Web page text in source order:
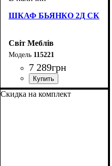
ШКАФ БЬЯНКО 2Д СК
Світ Меблів
115221
7 289грн
ширина, мм: 801
высота, мм: 1850
глубина, мм: 400
Скидка на комплект